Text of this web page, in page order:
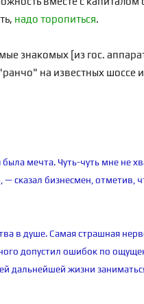
надо торопиться.
знакомых [из гос.
на известных шоссе
мечта. Чуть-чуть мне не
сказал бизнесмен, отметив,
в душе. Самая страшная
допустил ошибок по
дальнейшей жизни